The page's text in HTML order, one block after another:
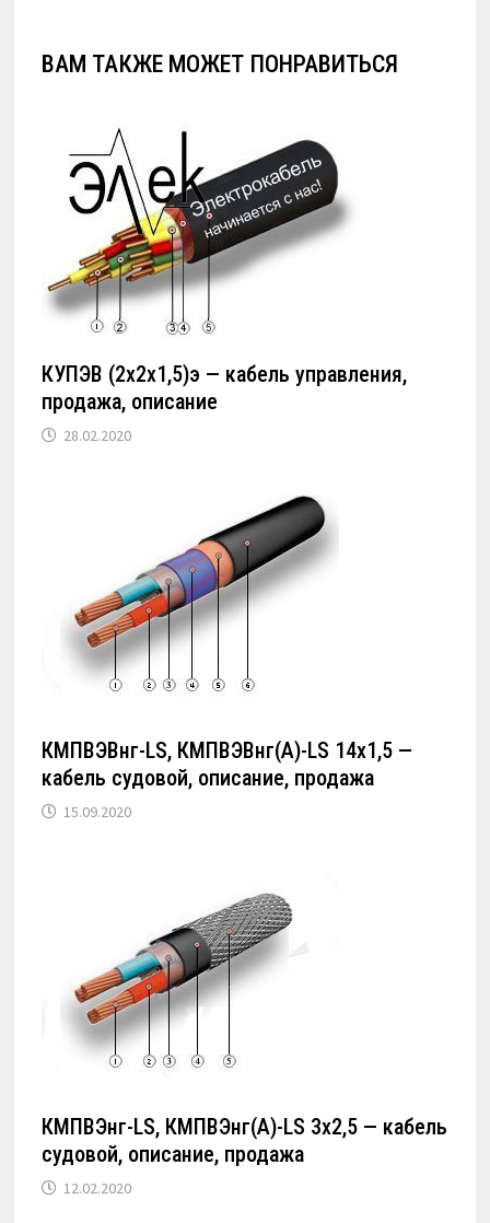
ВАМ ТАКЖЕ МОЖЕТ ПОНРАВИТЬСЯ
КУПЭВ (2х2х1,5)э — кабель управления,
продажа, описание
28.02.2020
КМПВЭВнг-LS, КМПВЭВнг(А)-LS 14х1,5 —
кабель судовой, описание, продажа
15.09.2020
КМПВЭнг-LS, КМПВЭнг(А)-LS 3х2,5 — кабель
судовой, описание, продажа
12.02.2020